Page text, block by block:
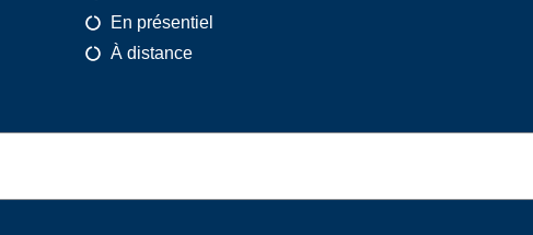
En présentiel
À distance